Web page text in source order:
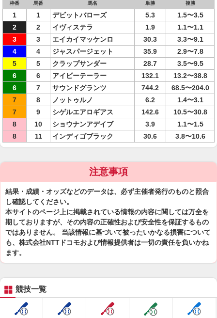
枠番 馬番 馬名 単勝 複勝
1 1 デビットバローズ 5.3
1.5〜3.5
2
2 イヴィステラ 1.9
1.1〜1.1
3
3 エイカイマッケンロ 30.3
3.3〜9.1
4
4 ジャスパージェット 35.9
2.9〜7.8
5
5 クラップサンダー 28.7
3.5〜9.5
6
6 アイビーテーラー 132.1
13.2〜38.8
6
7 サウンドグランツ 744.2
68.5〜204.0
7
8 ノットゥルノ 6.2
1.4〜3.1
7
9 シゲルエアロギアス 142.6
10.5〜30.8
8
10 ショウナンアデイブ 3.9
1.1〜1.5
8
11 インディゴブラック 30.6 3.8〜10.6
注意事項
結果・成績・オッズなどのデータは、必ず主催者発行のものと照合
し確認してください。
本サイトのページ上に掲載されている情報の内容に関しては万全を
期しておりますが、その内容の正確性および安全性を保証するもの
ではありません。 当該情報に基づいて被ったいかなる損害について
も、株式会社NTTドコモおよび情報提供者は一切の責任を負いかね
ます。
競技一覧